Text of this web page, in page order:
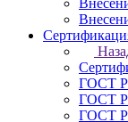
ГОСТ
ГОСТ Р
ГОСТ